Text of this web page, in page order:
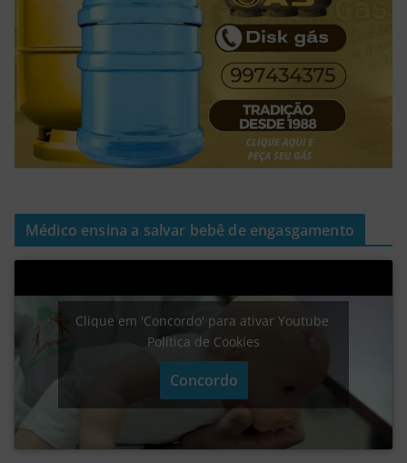
Médico ensina a salvar bebê de engasgamento
Clique em 'Concordo' para ativar Youtube
Política de Cookies
Concordo